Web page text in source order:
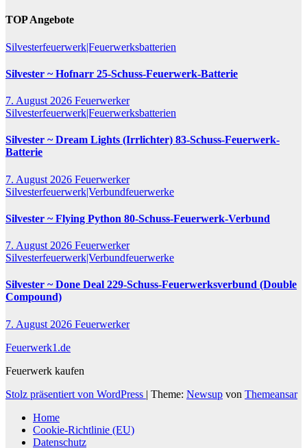
TOP Angebote
Silvesterfeuerwerk|Feuerwerksbatterien
Silvester ~ Hofnarr 25-Schuss-Feuerwerk-Batterie
7. August 2026 Feuerwerker
Silvesterfeuerwerk|Feuerwerksbatterien
Silvester ~ Dream Lights (Irrlichter) 83-Schuss-Feuerwerk-
Batterie
7. August 2026 Feuerwerker
Silvesterfeuerwerk|Verbundfeuerwerke
Silvester ~ Flying Python 80-Schuss-Feuerwerk-Verbund
7. August 2026 Feuerwerker
Silvesterfeuerwerk|Verbundfeuerwerke
Silvester ~ Done Deal 229-Schuss-Feuerwerksverbund (Double
Compound)
7. August 2026 Feuerwerker
Feuerwerk1.de
Feuerwerk kaufen
Stolz präsentiert von WordPress | Theme: Newsup von Themeansar
Home
Cookie-Richtlinie (EU)
Datenschutz